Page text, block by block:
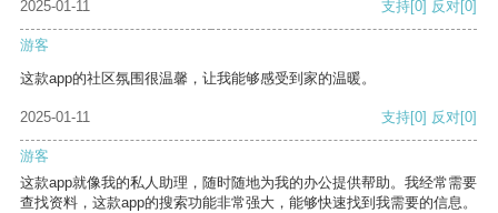
2025-01-11 支持[0] 反对[0]
游客
这款app的社区氛围很温馨，让我能够感受到家的温暖。
2025-01-11 支持[0] 反对[0]
游客
这款app就像我的私人助理，随时随地为我的办公提供帮助。我经常需要
查找资料，这款app的搜索功能非常强大，能够快速找到我需要的信息。